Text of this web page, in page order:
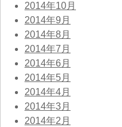
2014年10月
2014年9月
2014年8月
2014年7月
2014年6月
2014年5月
2014年4月
2014年3月
2014年2月